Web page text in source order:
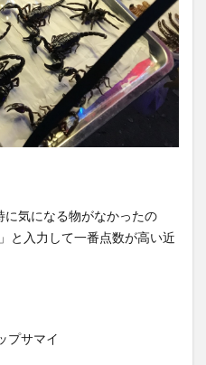
気になる物がなかったの
と入力して一番点数が高い近
プサマイ